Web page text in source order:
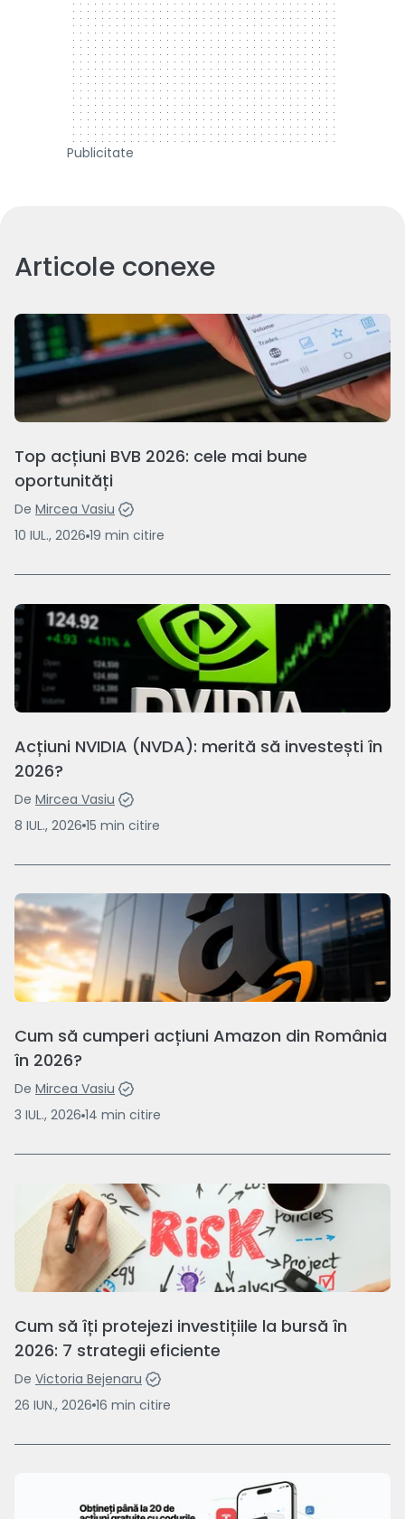
Publicitate
Articole conexe
Top acțiuni BVB 2026: cele mai bune
oportunități
De Mircea Vasiu
10 IUL., 2026 19 min citire
Acțiuni NVIDIA (NVDA): merită să investești în
2026?
De Mircea Vasiu
8 IUL., 2026 15 min citire
Cum să cumperi acțiuni Amazon din România
în 2026?
De Mircea Vasiu
3 IUL., 2026 14 min citire
Cum să îți protejezi investițiile la bursă în
2026: 7 strategii eficiente
De Victoria Bejenaru
26 IUN., 2026 16 min citire